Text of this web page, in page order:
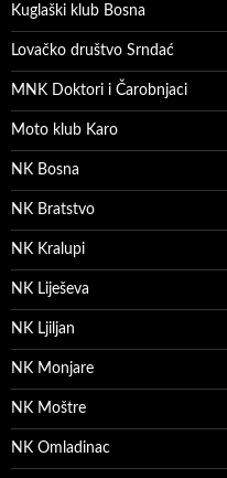
Kuglaški klub Bosna
Lovačko društvo Srndać
MNK Doktori i Čarobnjaci
Moto klub Karo
NK Bosna
NK Bratstvo
NK Kralupi
NK Liješeva
NK Ljiljan
NK Monjare
NK Moštre
NK Omladinac